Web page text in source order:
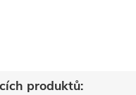
produktů: